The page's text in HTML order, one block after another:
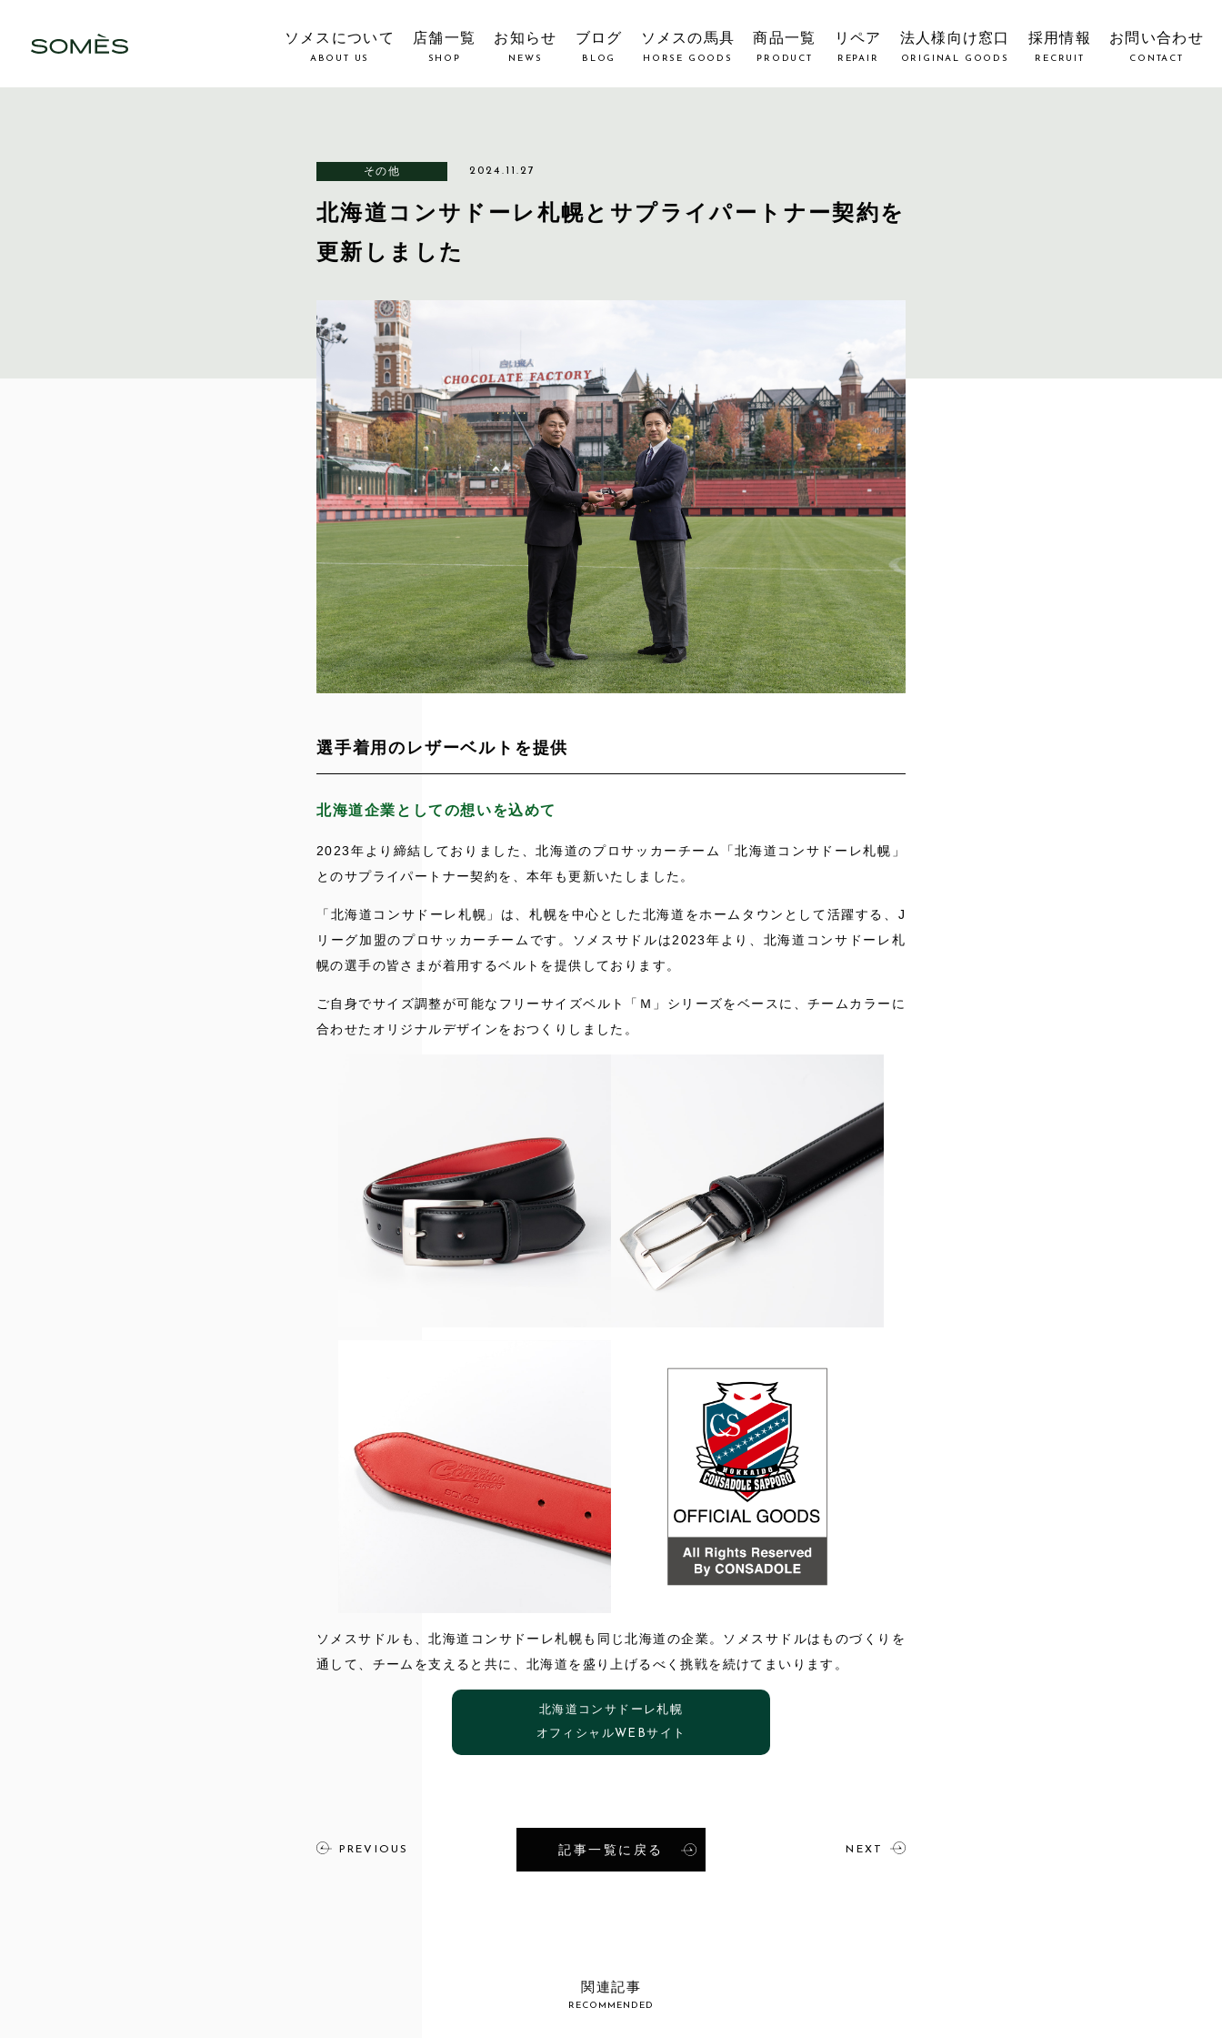
ソメスについて
ABOUT US
店舗一覧
SHOP
お知らせ
NEWS
ブログ
BLOG
ソメスの馬具
HORSE GOODS
商品一覧
PRODUCT
リペア
REPAIR
法人様向け窓口
ORIGINAL GOODS
採用情報
RECRUIT
お問い合わせ
CONTACT
その他 2024.11.27
北海道コンサドーレ札幌とサプライパートナー契約を
更新しました
選手着用のレザーベルトを提供
北海道企業としての想いを込めて
2023年より締結しておりました、北海道のプロサッカーチーム「北海道コンサドーレ札幌」
とのサプライパートナー契約を、本年も更新いたしました。
「北海道コンサドーレ札幌」は、札幌を中心とした北海道をホームタウンとして活躍する、J
リーグ加盟のプロサッカーチームです。ソメスサドルは2023年より、北海道コンサドーレ札
幌の選手の皆さまが着用するベルトを提供しております。
ご自身でサイズ調整が可能なフリーサイズベルト「Ｍ」シリーズをベースに、チームカラーに
合わせたオリジナルデザインをおつくりしました。
ソメスサドルも、北海道コンサドーレ札幌も同じ北海道の企業。ソメスサドルはものづくりを
通して、チームを支えると共に、北海道を盛り上げるべく挑戦を続けてまいります。
北海道コンサドーレ札幌
オフィシャルWEBサイト
PREVIOUS 記事一覧に戻る NEXT
関連記事
RECOMMENDED